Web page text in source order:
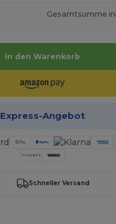
Gesamtsumme
In den Warenkorb
Express-Angebot
Schneller Versand